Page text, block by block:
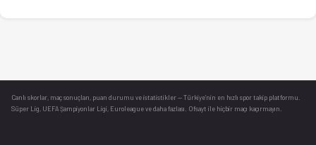
Canlı skorlar , maç sonuçları, puan durumu ve istatistikler — Türkiye’nin en hızlı spor takip platformu.
Süper Lig, UEFA Şampiyonlar Ligi, Euroleague ve daha fazlası. Ofsayt ile hiçbir maçı kaçırmayın.